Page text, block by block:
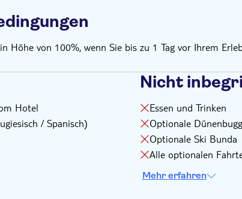
Höhe von 100%, wenn Sie bis zu 1 Tag vor Ihrem
Hotel
/ Spanisch)
Nicht
Essen und Trinken
Optionale
Optionale Ski Bunda
Alle optionalen
Mehr erfahren